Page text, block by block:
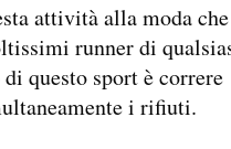
attività alla moda
runner di
questo sport è correre
i rifiuti.